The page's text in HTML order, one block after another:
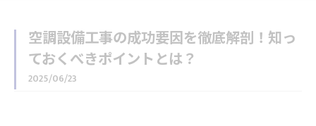
空調設備工事の成功要因を徹底解剖！知っ
ておくべきポイントとは？
2025/06/23